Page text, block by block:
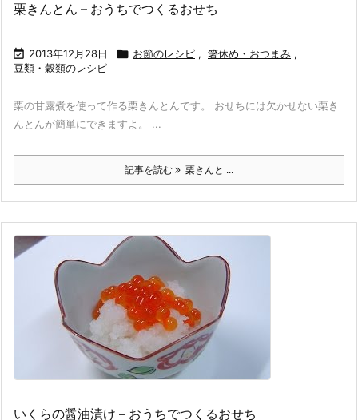
栗きんとん – おうちでつくるおせち
 2013年12月28日  お節のレシピ , 箸休め・おつまみ ,
豆類・穀類のレシピ
栗の甘露煮を使って作る栗きんとんです。 おせちには欠かせない栗き
んとんが簡単にできますよ。 ...
記事を読む 栗きんと ...
いくらの醤油漬け – おうちでつくるおせち